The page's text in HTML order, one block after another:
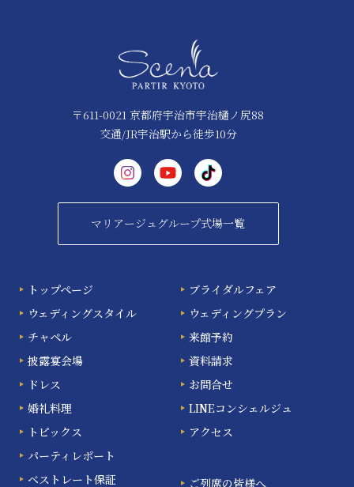
〒611-0021 京都府宇治市宇治樋ノ尻88
交通/JR宇治駅から徒歩10分
マリアージュグループ式場一覧
トップページ
ウェディングスタイル
チャペル
披露宴会場
ドレス
婚礼料理
トピックス
パーティレポート
ベストレート保証
ブライダルフェア
ウェディングプラン
来館予約
資料請求
お問合せ
LINEコンシェルジュ
アクセス
ご列席の皆様へ